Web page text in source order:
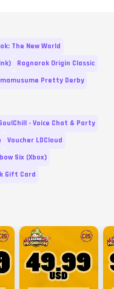
The New World
Ragnarok Origin Classic
Pretty Derby
- Voice Chat & Party
Voucher LDCloud
Six (Xbox)
Gift Card